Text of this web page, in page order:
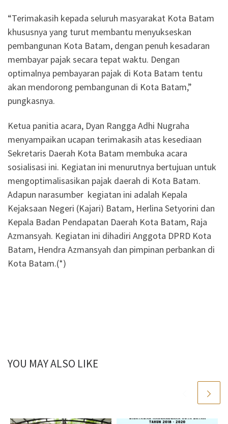
“Terimakasih kepada seluruh masyarakat Kota Batam
khususnya yang turut membantu menyukseskan
pembangunan Kota Batam, dengan penuh kesadaran
membayar pajak secara tepat waktu. Dengan
optimalnya pembayaran pajak di Kota Batam tentu
akan mendorong pembangunan di Kota Batam,”
pungkasnya.
Ketua panitia acara, Dyan Rangga Adhi Nugraha
menyampaikan ucapan terimakasih atas kesediaan
Sekretaris Daerah Kota Batam membuka acara
sosialisasi ini. Kegiatan ini menurutnya bertujuan untuk
mengoptimalisasikan pajak daerah di Kota Batam.
Adapun narasumber kegiatan ini adalah Kepala
Kejaksaan Negeri (Kajari) Batam, Herlina Setyorini dan
Kepala Badan Pendapatan Daerah Kota Batam, Raja
Azmansyah. Kegiatan ini dihadiri Anggota DPRD Kota
Batam, Hendra Azmansyah dan pimpinan perbankan di
Kota Batam.(*)
YOU MAY ALSO LIKE